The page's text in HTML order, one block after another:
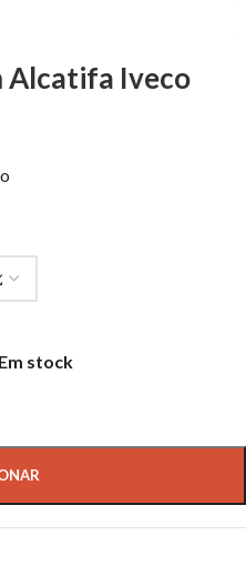
Alcatifa Iveco
Em stock